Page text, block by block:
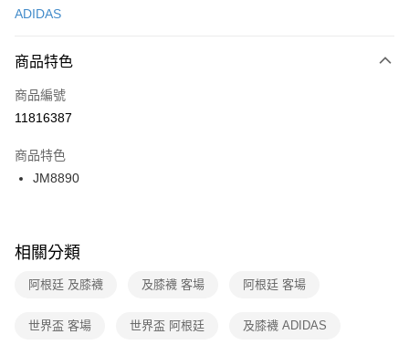
便利好安心！
３．安心：先確認商品／服務後，再付款。
【「AFTEE先享後付」結帳流程】
１．於結帳方式選擇「AFTEE先享後付」後，將跳轉至「AFTEE先享後付」
２．訂單成立數日內，您將收到繳費通知簡訊。
３．收到繳費通知簡訊後14天內，點擊此簡訊中的連結，可透過四大超商／
ATM／網路銀行／等多元方式進行付款，方視為交易完成。
※ 交易是否成功請以「AFTEE先享後付 」之結帳頁面顯示為準，若有關於
是否繳費成功／繳費後需取消欲退款等相關疑問，請聯繫「AFTEE先享後付
客戶支援中心」https://netprotections.freshdesk.com/support/home
１．透過由恩沛科技股份有限公司提供之「AFTEE先享後付」服務完成之交
運送方式
每筆NT$100，滿NT$1,500(含以上)免運費
宅配
每筆NT$100，滿NT$1,500(含以上)免運費
付款後門市自取
每筆NT$100，滿NT$1,500(含以上)免運費
ADIDAS
商品特色
商品編號
11816387
商品特色
JM8890
相關分類
阿根廷 及膝襪 及膝襪 客場 阿根廷 客場
世界盃 客場 世界盃 阿根廷 及膝襪 ADIDAS